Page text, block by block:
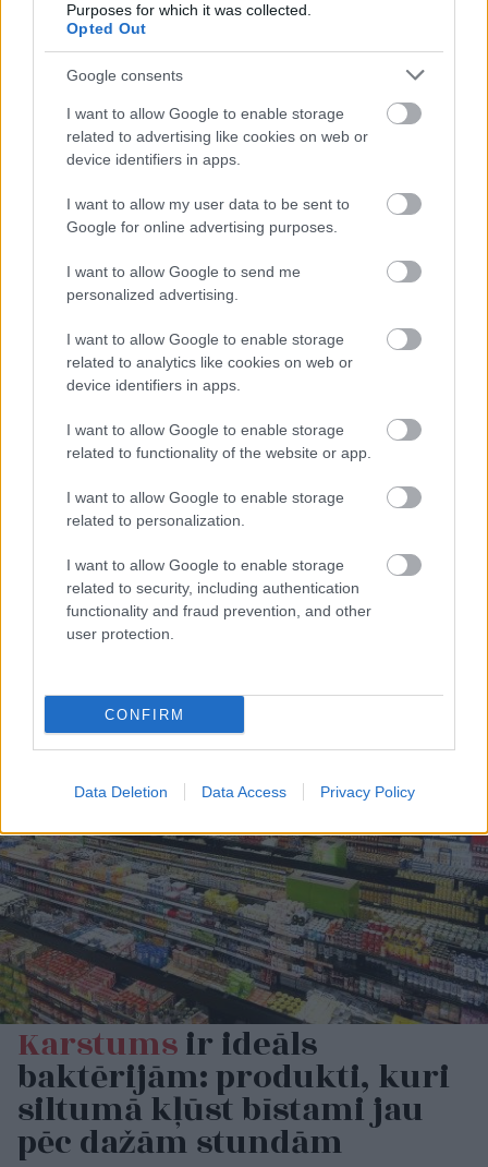
Purposes for which it was collected.
Opted Out
Google consents
I want to allow Google to enable storage
related to advertising like cookies on web or
device identifiers in apps.
I want to allow my user data to be sent to
Google for online advertising purposes.
I want to allow Google to send me
personalized advertising.
I want to allow Google to enable storage
related to analytics like cookies on web or
device identifiers in apps.
I want to allow Google to enable storage
related to functionality of the website or app.
I want to allow Google to enable storage
related to personalization.
I want to allow Google to enable storage
related to security, including authentication
functionality and fraud prevention, and other
user protection.
CONFIRM
Data Deletion Data Access Privacy Policy
Speciālistikonsultē: Rudens vīrusi, klepus
profilakse un ārstēšanas iespējas
Speciālistupadomi
profilaksei
Menopauze un sirds
risks, par kuru
1 no 10
PēterisApinis:
Pazemināts vitamīna
mitohondriji
Speciālistinosauc
Karstumsir ideāls
baktērijām: produkti, kuri
siltumā kļūst bīstami jau
pēc dažām stundām
Atcelt Ziņot